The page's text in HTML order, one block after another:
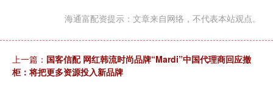
海通富配资提示：文章来自网络，不代表本站观点。
上一篇： 国客信配 网红韩流时尚品牌“Mardi”中国代理商回应撤
柜：将把更多资源投入新品牌